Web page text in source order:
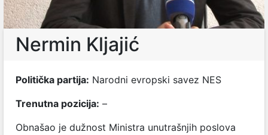
Nermin Kljajić
Politička partija: Narodni evropski savez NES
Trenutna pozicija: –
Obnašao je dužnost Ministra unutrašnjih poslova